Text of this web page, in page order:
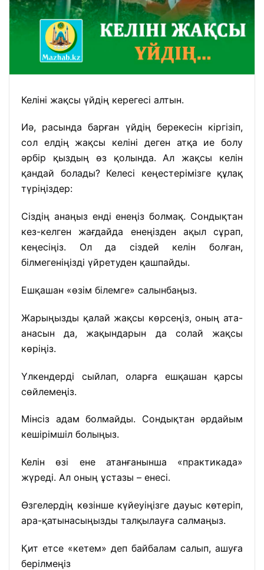
Келіні жақсы үйдің керегесі алтын.
Иә, расында барған үйдің берекесін кіргізіп,
сол елдің жақсы келіні деген атқа ие болу
әрбір қыздың өз қолында. Ал жақсы келін
қандай болады? Келесі кеңестерімізге құлақ
түріңіздер:
Сіздің анаңыз енді енеңіз болмақ. Сондықтан
кез-келген жағдайда енеңізден ақыл сұрап,
кеңесіңіз. Ол да сіздей келін болған,
білмегеніңізді үйретуден қашпайды.
Ешқашан «өзім білемге» салынбаңыз.
Жарыңызды қалай жақсы көрсеңіз, оның ата-
анасын да, жақындарын да солай жақсы
көріңіз.
Үлкендерді сыйлап, оларға ешқашан қарсы
сөйлемеңіз.
Мінсіз адам болмайды. Сондықтан әрдайым
кешірімшіл болыңыз.
Келін өзі ене атанғанынша «практикада»
жүреді. Ал оның ұстазы – енесі.
Өзгелердің көзінше күйеуіңізге дауыс көтеріп,
ара-қатынасыңызды талқылауға салмаңыз.
Қит етсе «кетем» деп байбалам салып, ашуға
берілмеңіз